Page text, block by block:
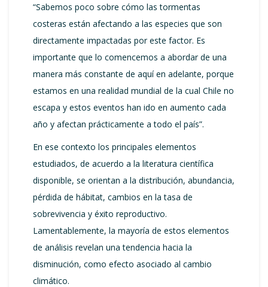
“Sabemos poco sobre cómo las tormentas
costeras están afectando a las especies que son
directamente impactadas por este factor. Es
importante que lo comencemos a abordar de una
manera más constante de aquí en adelante, porque
estamos en una realidad mundial de la cual Chile no
escapa y estos eventos han ido en aumento cada
año y afectan prácticamente a todo el país”.
En ese contexto los principales elementos
estudiados, de acuerdo a la literatura científica
disponible, se orientan a la distribución, abundancia,
pérdida de hábitat, cambios en la tasa de
sobrevivencia y éxito reproductivo.
Lamentablemente, la mayoría de estos elementos
de análisis revelan una tendencia hacia la
disminución, como efecto asociado al cambio
climático.